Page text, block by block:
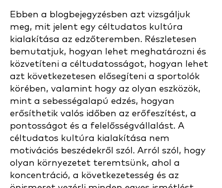
Ebben a blogbejegyzésben azt vizsgáljuk
meg, mit jelent egy céltudatos kultúra
kialakítása az edzőteremben. Részletesen
bemutatjuk, hogyan lehet meghatározni és
közvetíteni a céltudatosságot, hogyan lehet
azt következetesen elősegíteni a sportolók
körében, valamint hogy az olyan eszközök,
mint a sebességalapú edzés, hogyan
erősíthetik valós időben az erőfeszítést, a
pontosságot és a felelősségvállalást. A
céltudatos kultúra kialakítása nem
motivációs beszédekről szól. Arról szól, hogy
olyan környezetet teremtsünk, ahol a
koncentráció, a következetesség és az